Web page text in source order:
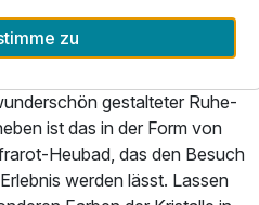
Zollhaus Himalaja-
Sauna, Kräuterdampf-Sauna,
gestalteter Ruhe-
ist das in der Form von
Heubad, das den Besuch
werden lässt. Lassen
zu